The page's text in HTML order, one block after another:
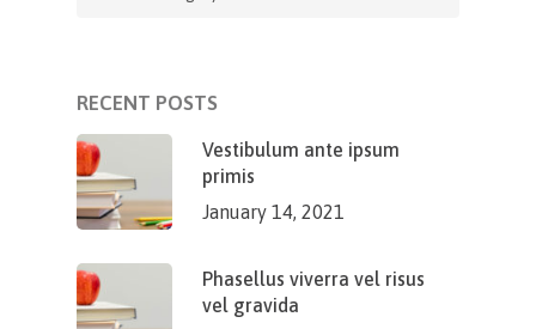
RECENT POSTS
Vestibulum ante ipsum
primis
January 14, 2021
Phasellus viverra vel risus
vel gravida